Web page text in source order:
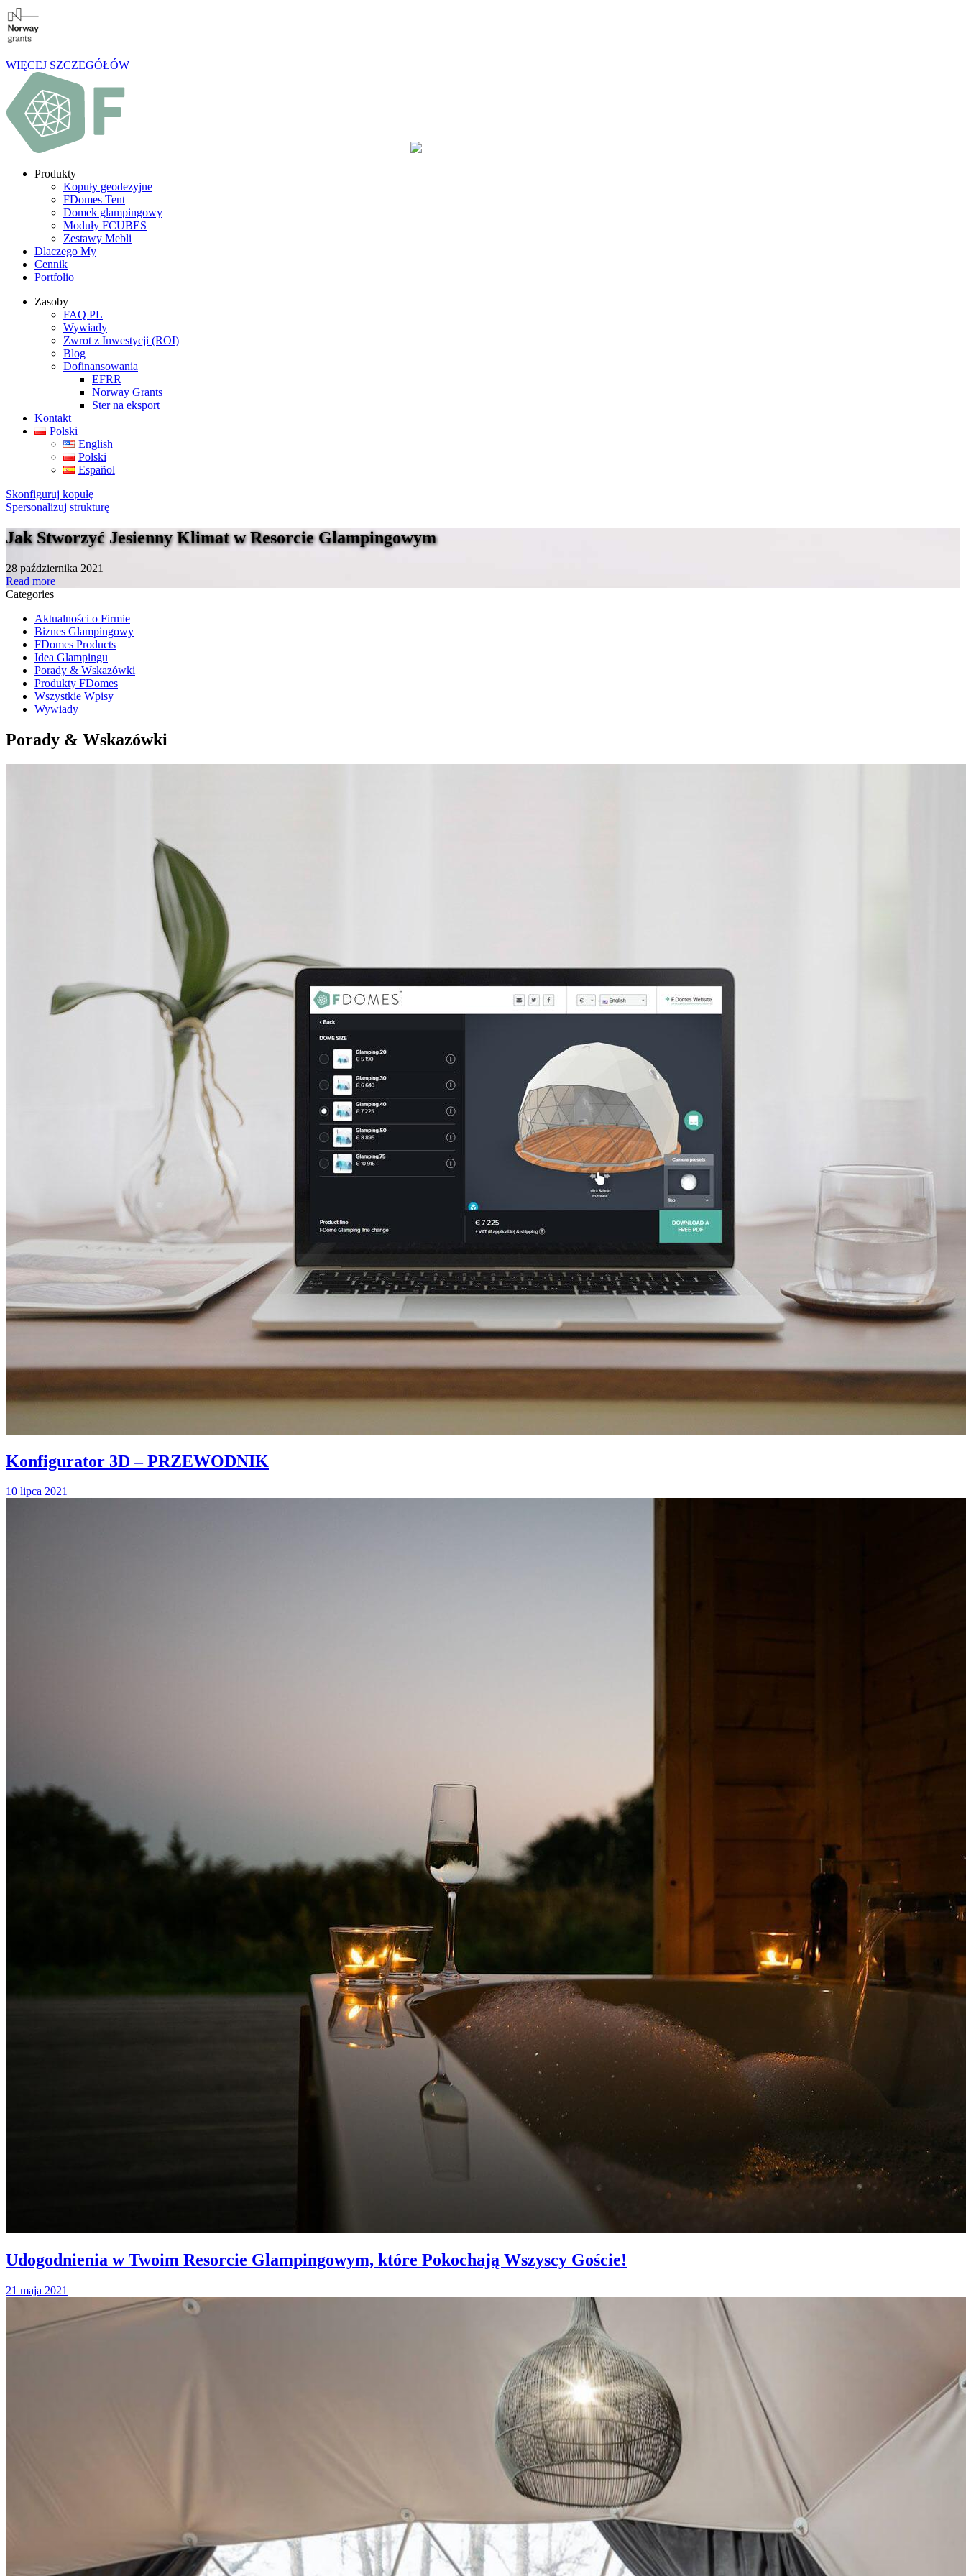
WIĘCEJ SZCZEGÓŁÓW
Produkty
Kopuły geodezyjne
FDomes Tent
Domek glampingowy
Moduły FCUBES
Zestawy Mebli
Dlaczego My
Cennik
Portfolio
Zasoby
FAQ PL
Wywiady
Zwrot z Inwestycji (ROI)
Blog
Dofinansowania
EFRR
Norway Grants
Ster na eksport
Kontakt
Polski
English
Polski
Español
Skonfiguruj kopułę
Spersonalizuj strukturę
Jak Stworzyć Jesienny Klimat w Resorcie Glampingowym
28 października 2021
Read more
Categories
Aktualności o Firmie
Biznes Glampingowy
FDomes Products
Idea Glampingu
Porady & Wskazówki
Produkty FDomes
Wszystkie Wpisy
Wywiady
Porady & Wskazówki
Konfigurator 3D – PRZEWODNIK
10 lipca 2021
Udogodnienia w Twoim Resorcie Glampingowym, które Pokochają Wszyscy Goście!
21 maja 2021